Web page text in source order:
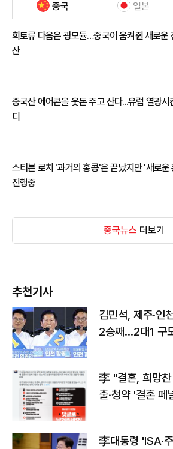
중국 일본
희토류 다음은 광모듈…중국이 움켜쥔 새로운
산
중국산 에어콘을 웃돈 주고 산다...유럽 열광시
디
스티븐 로치 '과거의 홍콩'은 끝났지만 '새로운
진행중
중국뉴스 더보기
추천기사
김민석, 제주·인
2승째…2대1 구
李 "결혼, 희망
출·청약 '결혼 페
李대통령 'ISA·